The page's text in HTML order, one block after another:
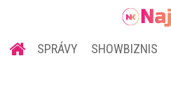
SPRÁVY SHOWBIZNIS